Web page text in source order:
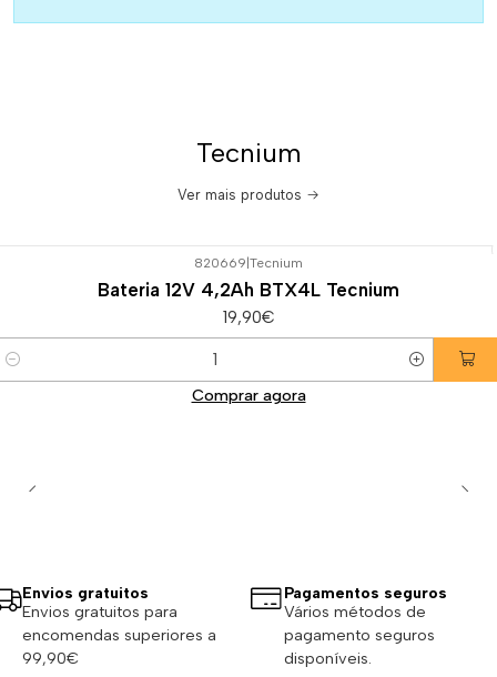
Tecnium
Ver mais produtos
820669 Tecnium
Bateria 12V 4,2Ah BTX4L Tecnium
19,90€
Comprar agora
Envios gratuitos
Envios gratuitos para
encomendas superiores a
99,90€
Pagamentos seguros
Vários métodos de
pagamento seguros
disponíveis.